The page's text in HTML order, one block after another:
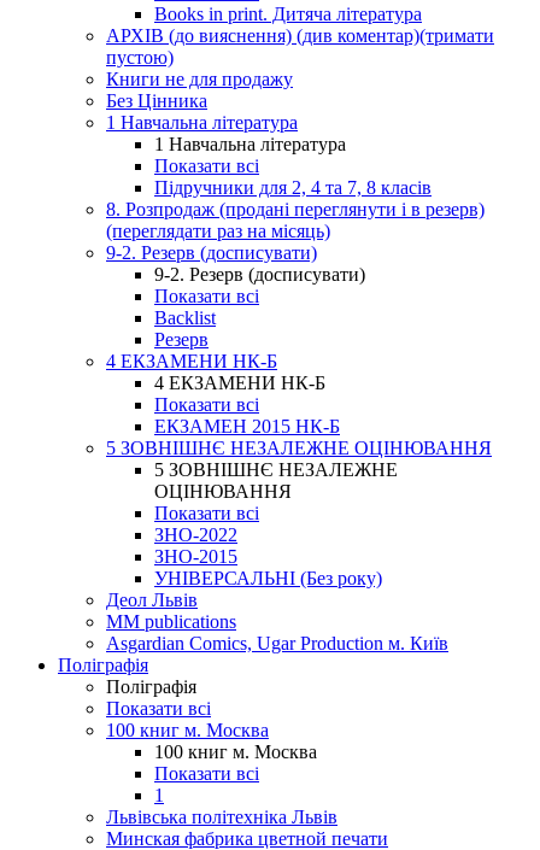
Books in print. Дитяча література
АРХІВ (до вияснення) (див коментар)(тримати
пустою)
Книги не для продажу
Без Цінника
1 Навчальна література
1 Навчальна література
Показати всі
Підручники для 2, 4 та 7, 8 класів
8. Розпродаж (продані переглянути і в резерв)
(переглядати раз на місяць)
9-2. Резерв (досписувати)
9-2. Резерв (досписувати)
Показати всі
Backlist
Резерв
4 ЕКЗАМЕНИ НК-Б
4 ЕКЗАМЕНИ НК-Б
Показати всі
ЕКЗАМЕН 2015 НК-Б
5 ЗОВНІШНЄ НЕЗАЛЕЖНЕ ОЦІНЮВАННЯ
5 ЗОВНІШНЄ НЕЗАЛЕЖНЕ
ОЦІНЮВАННЯ
Показати всі
ЗНО-2022
ЗНО-2015
УНІВЕРСАЛЬНІ (Без року)
Деол Львів
MM publications
Asgardian Comics, Ugar Production м. Київ
Поліграфія
Поліграфія
Показати всі
100 книг м. Москва
100 книг м. Москва
Показати всі
1
Львівська політехніка Львів
Минская фабрика цветной печати